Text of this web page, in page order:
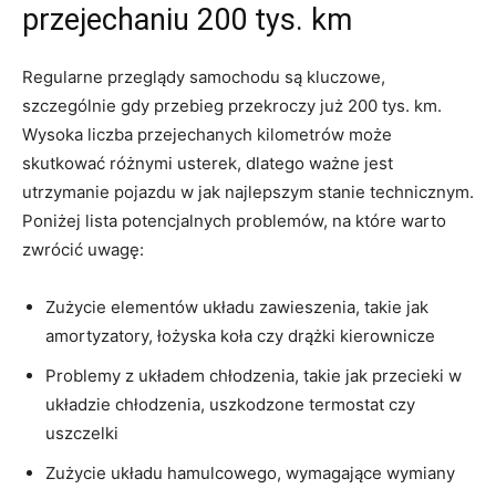
przejechaniu 200 tys. km
Regularne przeglądy‌ samochodu są kluczowe,‍
szczególnie gdy przebieg przekroczy już 200 tys. km.
Wysoka liczba‍ przejechanych kilometrów ⁤może
‌skutkować ‌różnymi usterek, dlatego⁣ ważne jest
utrzymanie pojazdu w jak⁤ najlepszym ⁤stanie‌ technicznym.
Poniżej lista potencjalnych problemów,⁢ na które warto
‍zwrócić uwagę:
Zużycie elementów układu zawieszenia, takie jak
amortyzatory, ​łożyska koła ⁣czy‍ drążki kierownicze
Problemy z układem chłodzenia,⁣ takie jak przecieki w
układzie​ chłodzenia, uszkodzone termostat czy
uszczelki
Zużycie układu​ hamulcowego, wymagające wymiany